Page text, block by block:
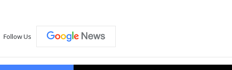
Follow Us
Facebook